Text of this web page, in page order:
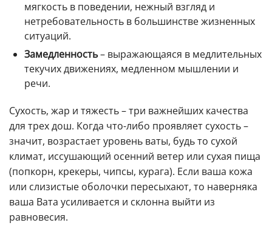
мягкость в поведении, нежный взгляд и
нетребовательность в большинстве жизненных
ситуаций.
Замедленность– выражающаяся в медлительных
текучих движениях, медленном мышлении и
речи.
Сухость, жар и тяжесть – три важнейших качества
для трех дош. Когда что-либо проявляет сухость –
значит, возрастает уровень ваты, будь то сухой
климат, иссушающий осенний ветер или сухая пища
(попкорн, крекеры, чипсы, курага). Если ваша кожа
или слизистые оболочки пересыхают, то наверняка
ваша Вата усиливается и склонна выйти из
равновесия.